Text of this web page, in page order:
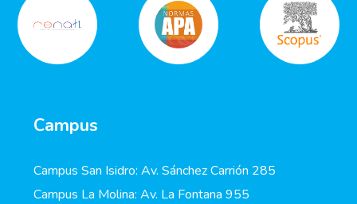
Campus
Campus San Isidro: Av. Sánchez Carrión 285
Campus La Molina: Av. La Fontana 955